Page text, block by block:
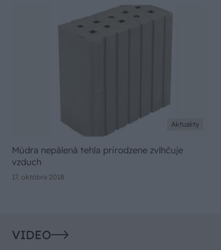
Aktuality
Múdra nepálená tehla prirodzene zvlhčuje
vzduch
17. októbra 2018
VIDEO